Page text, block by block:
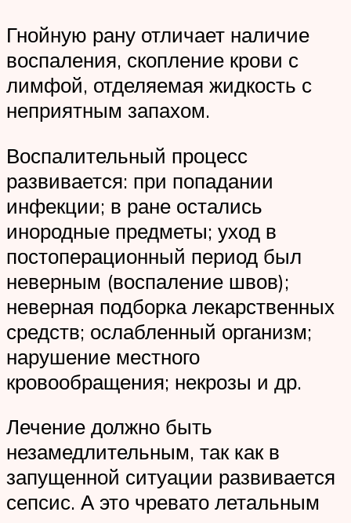
Гнойную рану отличает наличие
воспаления, скопление крови с
лимфой, отделяемая жидкость с
неприятным запахом.
Воспалительный процесс
развивается: при попадании
инфекции; в ране остались
инородные предметы; уход в
постоперационный период был
неверным (воспаление швов);
неверная подборка лекарственных
средств; ослабленный организм;
нарушение местного
кровообращения; некрозы и др.
Лечение должно быть
незамедлительным, так как в
запущенной ситуации развивается
сепсис. А это чревато летальным